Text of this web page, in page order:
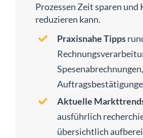
Prozessen Zeit sparen und
reduzieren kann.
Praxisnahe Tipps
Spesenabrechnungen,
Aktuelle
ausführlich
übersichtlich